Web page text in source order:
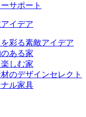
サポート
イデア
彩る素敵アイデア
ある家
しむ家
のデザインセレクト
ル家具